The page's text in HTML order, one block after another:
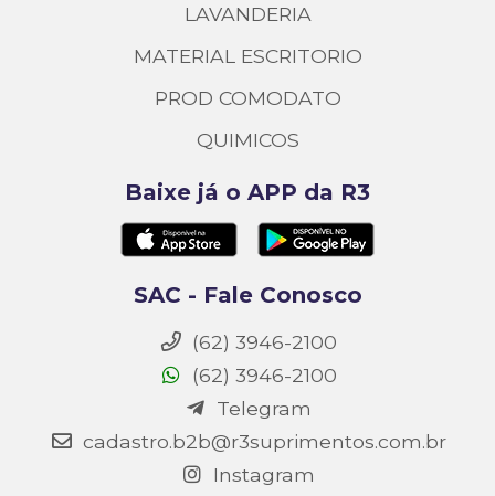
LAVANDERIA
MATERIAL ESCRITORIO
PROD COMODATO
QUIMICOS
Baixe já o APP da R3
SAC - Fale Conosco
(62) 3946-2100
(62) 3946-2100
Telegram
cadastro.b2b@r3suprimentos.com.br
Instagram